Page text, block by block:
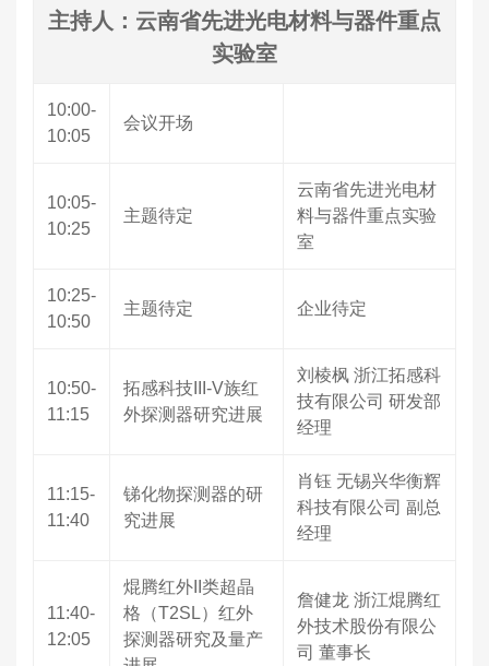
主持人：云南省先进光电材料与器件重点
实验室
10:00-
10:05
会议开场
10:05-
10:25
主题待定
云南省先进光电材
料与器件重点实验
室
10:25-
10:50
主题待定 企业待定
10:50-
11:15
拓感科技III-V族红
外探测器研究进展
刘棱枫 浙江拓感科
技有限公司 研发部
经理
11:15-
11:40
锑化物探测器的研
究进展
肖钰 无锡兴华衡辉
科技有限公司‌ 副总
经理
11:40-
12:05
焜腾红外II类超晶
格（T2SL）红外
探测器研究及量产
詹健龙 浙江焜腾红
外技术股份有限公
司 董事长